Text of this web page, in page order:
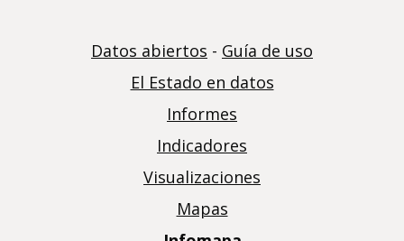
Datos abiertos - Guía de uso
El Estado en datos
Informes
Indicadores
Visualizaciones
Mapas